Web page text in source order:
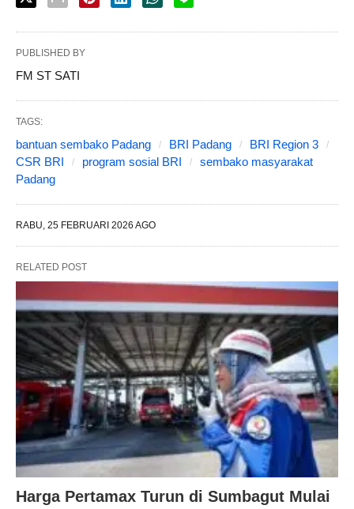
PUBLISHED BY
FM ST SATI
TAGS:
bantuan sembako Padang BRI Padang
BRI Region 3
CSR BRI
program sosial BRI
sembako masyarakat
Padang
RABU, 25 FEBRUARI 2026 AGO
RELATED POST
Harga Pertamax Turun di Sumbagut Mulai